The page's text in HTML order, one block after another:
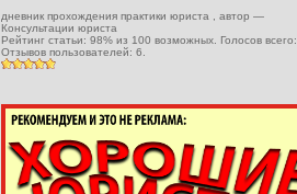
дневник прохождения практики юриста
, автор —
Консультации юриста
Рейтинг статьи: 98% из 100 возможных. Голосов всего:
Отзывов пользователей: 6